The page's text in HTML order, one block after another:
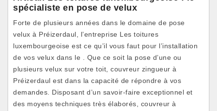
spécialiste en pose de velux
Forte de plusieurs années dans le domaine de pose
velux à Préizerdaul, l’entreprise Les toitures
luxembourgeoise est ce qu’il vous faut pour l’installation
de vos velux dans le . Que ce soit la pose d’une ou
plusieurs velux sur votre toit, couvreur zingueur à
Préizerdaul est dans la capacité de répondre à vos
demandes. Disposant d’un savoir-faire exceptionnel et
des moyens techniques très élaborés, couvreur à